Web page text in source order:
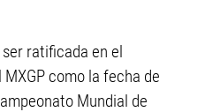
ratificada en el
como la fecha de
Mundial de